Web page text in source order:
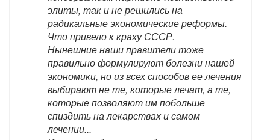
элиты, так и не решились на
радикальные экономические реформы.
Что привело к краху СССР.
Нынешние наши правители тоже
правильно формулируют болезни нашей
экономики, но из всех способов ее лечения
выбирают не те, которые лечат, а те,
которые позволяют им побольше
спиздить на лекарствах и самом
лечении...